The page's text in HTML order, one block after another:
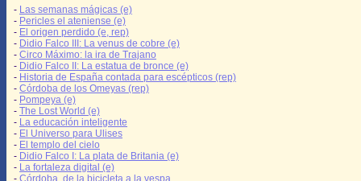
- Las semanas mágicas (e)
- Pericles el ateniense (e)
- El origen perdido (e, rep)
- Didio Falco III: La venus de cobre (e)
- Circo Máximo: la ira de Trajano
- Didio Falco II: La estatua de bronce (e)
- Historia de España contada para escépticos (rep)
- Córdoba de los Omeyas (rep)
- Pompeya (e)
- The Lost World (e)
- La educación inteligente
- El Universo para Ulises
- El templo del cielo
- Didio Falco I: La plata de Britania (e)
- La fortaleza digital (e)
- Córdoba, de la bicicleta a la vespa